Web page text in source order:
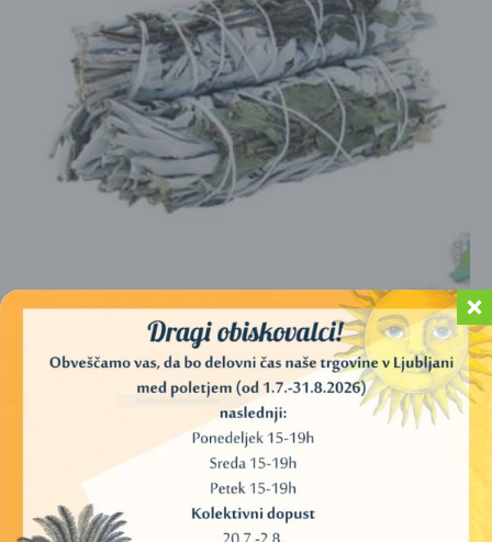
ŽAJBELJ BELI S PEPERMINTOM – 10 CM
11,00€
DODAJ V KOŠARICO